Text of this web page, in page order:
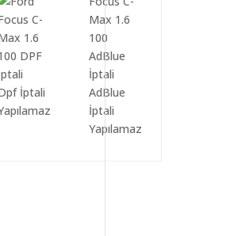
İptali
AdBlue
İptali
Yapılamaz